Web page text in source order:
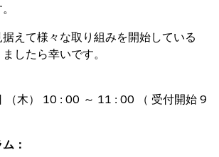
えて様々な取り組みを開始している
したら幸いです。
（木） 10 : 00 ～ 11 : 00 （ 受付開始 9
：